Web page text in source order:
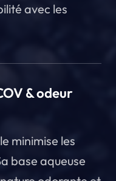
avec les
& odeur
minimise les
base aqueuse